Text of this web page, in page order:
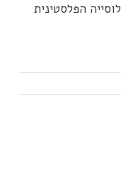
פי שהאוכלוסייה הפלסטינית